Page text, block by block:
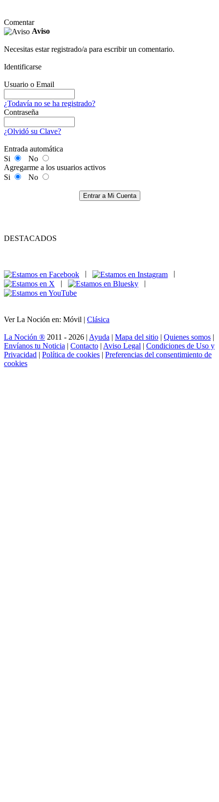
Comentar
Aviso
Necesitas estar registrado/a para escribir un comentario.
Identificarse
Usuario o Email
¿Todavía no se ha registrado?
Contraseña
¿Olvidó su Clave?
Entrada automática
Si
No
Agregarme a los usuarios activos
Si
No
Entrar a Mi Cuenta
DESTACADOS
|
|
Ver La Noción en: Móvil | Clásica
La Noción ® 2011 - 2026 | Ayuda | Mapa del sitio | Quienes somos |
Envíanos tu Noticia | Contacto | Aviso Legal | Condiciones de Uso y
Privacidad | Política de cookies | Preferencias del consentimiento de
cookies